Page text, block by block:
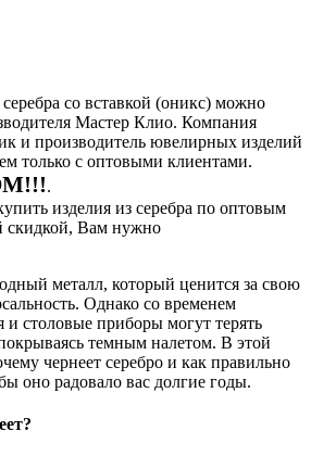
со вставкой (оникс) можно
Мастер Клио. Компания
и производитель ювелирных изделий
только с оптовыми клиентами.
.
изделия из серебра по оптовым
скидкой, Вам нужно
металл, который ценится за свою
Однако со временем
и столовые приборы могут терять
темным налетом. В этой
чернеет серебро и как правильно
оно радовало вас долгие годы.